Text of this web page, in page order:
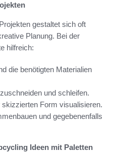
gestaltet sich oft
Planung. Bei der
hilfreich:
die benötigten Materialien
und schleifen.
Form visualisieren.
und gegebenenfalls
Ideen mit Paletten